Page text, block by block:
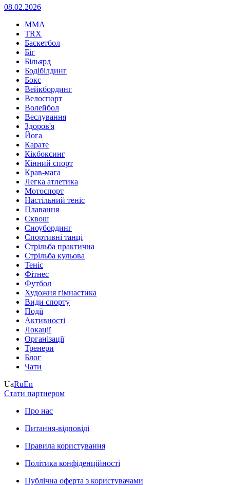
08.02.2026
MMA
TRX
Баскетбол
Біг
Більярд
Бодібілдинг
Бокс
Вейкбординг
Велоспорт
Волейбол
Веслування
Здоров'я
Йога
Карате
Кікбоксинг
Кінний спорт
Крав-мага
Легка атлетика
Мотоспорт
Настільний теніс
Плавання
Сквош
Сноубординг
Спортивні танці
Стрільба практична
Стрільба кульова
Теніс
Фітнес
Футбол
Художня гімнастика
Види спорту
Події
Активності
Локації
Організації
Тренери
Блог
Чати
UaRuEn
Стати партнером
Про нас
Питання-відповіді
Правила користування
Політика конфіденційності
Публічна оферта з користувачами